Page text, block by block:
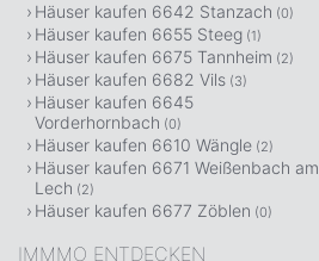
Häuser kaufen 6642 Stanzach (0)
Häuser kaufen 6655 Steeg (1)
Häuser kaufen 6675 Tannheim (2)
Häuser kaufen 6682 Vils (3)
Häuser kaufen 6645
Vorderhornbach (0)
Häuser kaufen 6610 Wängle (2)
Häuser kaufen 6671 Weißenbach am
Lech (2)
Häuser kaufen 6677 Zöblen (0)
IMMMO ENTDECKEN